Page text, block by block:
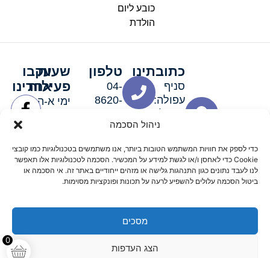
ניהול הסכמה
כדי לספק את חוויות המשתמש הטובות ביותר, אנו משתמשים בטכנולוגיות כמו קובצי
Cookie כדי לאחסן ו/או לגשת למידע על המכשיר. הסכמה לטכנולוגיות אלו תאפשר
לנו לעבד נתונים כגון התנהגות גלישה או מזהים ייחודיים באתר זה. אי הסכמה או
ביטול הסכמה עלולים להשפיע לרעה על תכונות ופונקציות מסוימות.
מסכים
הצג העדפות
0
כובע ליום
הולדת
כתובתינו
סניף
עפולה:
סניף מגדל
האלה 19
טלפון
04-
8620-
שעות
פעילות
ימי א-ה:
ימי שישי
וערבי חג:
8:30-
15:00
עקבו
אחרינו
תקנון אתרשלום דיגיטל קידום אורגני מקצועי